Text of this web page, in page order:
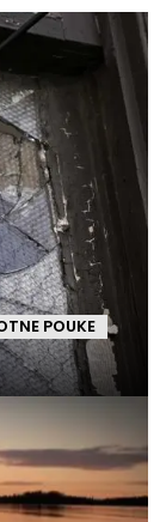
POUKE